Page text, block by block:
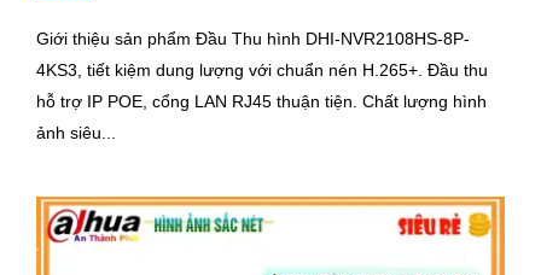
Giới thiệu sản phẩm Đầu Thu hình DHI-NVR2108HS-8P-
4KS3, tiết kiệm dung lượng với chuẩn nén H.265+. Đầu thu
hỗ trợ IP POE, cổng LAN RJ45 thuận tiện. Chất lượng hình
ảnh siêu...